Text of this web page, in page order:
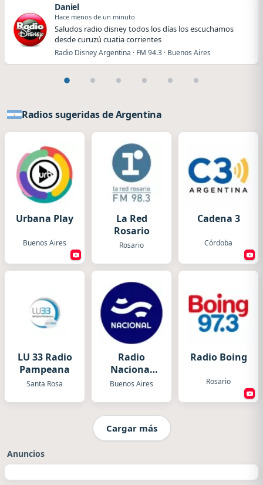
Daniel
Hace menos de un minuto
Saludos radio disney todos los días los escuchamos
desde curuzú cuatia corrientes
Radio Disney Argentina · FM 94.3 · Buenos Aires
Radios sugeridas de Argentina
Urbana Play
Buenos Aires
La Red
Rosario
Rosario
Cadena 3
Córdoba
LU 33 Radio
Pampeana
Santa Rosa
Radio
Nacional
Folklórica
Buenos Aires
Radio Boing
Rosario
Cargar más
Anuncios